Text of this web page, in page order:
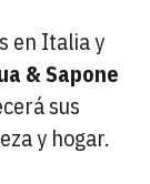
en Italia y
& Sapone
sus
y hogar.